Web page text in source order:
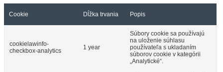
Cookie Dĺžka trvania Popis
cookielawinfo-
checkbox-analytics
1 year
Súbory cookie sa používajú
na uloženie súhlasu
používateľa s ukladaním
súborov cookie v kategórii
„Analytické“.